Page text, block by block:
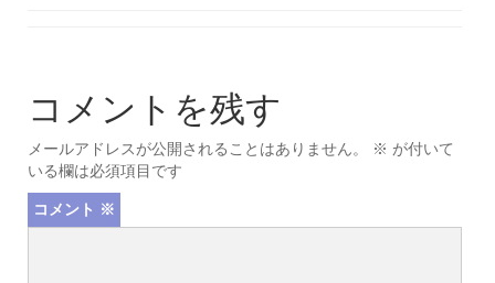
コメントを残す
メールアドレスが公開されることはありません。 ※ が付いて
いる欄は必須項目です
コメント ※